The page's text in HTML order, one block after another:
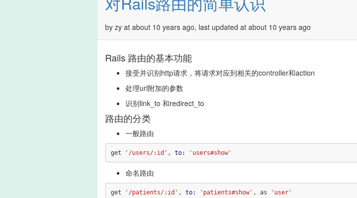
by zy at about 10 years ago, last updated at about 10 years ago
Rails 路由的基本功能
接受并识别http请求，将请求对应到相关的controller和action
处理url附加的参数
识别link_to 和redirect_to
路由的分类
一般路由
get '/users/:id' , to: 'users#show'
命名路由
get '/patients/:id' , to: 'patients#show' , as 'user'